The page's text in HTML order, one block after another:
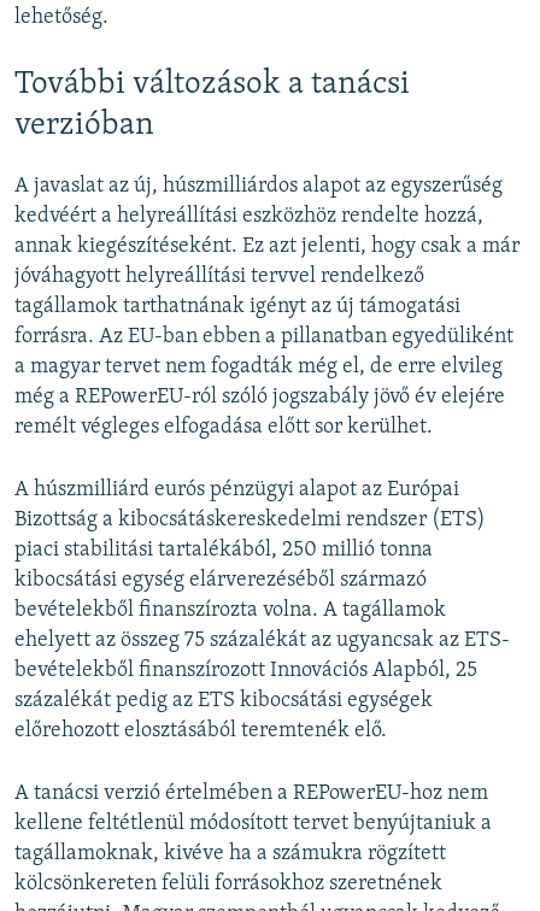
lehetőség.
További változások a tanácsi
verzióban
A javaslat az új, húszmilliárdos alapot az egyszerűség
kedvéért a helyreállítási eszközhöz rendelte hozzá,
annak kiegészítéseként. Ez azt jelenti, hogy csak a már
jóváhagyott helyreállítási tervvel rendelkező
tagállamok tarthatnának igényt az új támogatási
forrásra. Az EU-ban ebben a pillanatban egyedüliként
a magyar tervet nem fogadták még el, de erre elvileg
még a REPowerEU-ról szóló jogszabály jövő év elejére
remélt végleges elfogadása előtt sor kerülhet.
A húszmilliárd eurós pénzügyi alapot az Európai
Bizottság a kibocsátáskereskedelmi rendszer (ETS)
piaci stabilitási tartalékából, 250 millió tonna
kibocsátási egység elárverezéséből származó
bevételekből finanszírozta volna. A tagállamok
ehelyett az összeg 75 százalékát az ugyancsak az ETS-
bevételekből finanszírozott Innovációs Alapból, 25
százalékát pedig az ETS kibocsátási egységek
előrehozott elosztásából teremtenék elő.
A tanácsi verzió értelmében a REPowerEU-hoz nem
kellene feltétlenül módosított tervet benyújtaniuk a
tagállamoknak, kivéve ha a számukra rögzített
kölcsönkereten felüli forrásokhoz szeretnének